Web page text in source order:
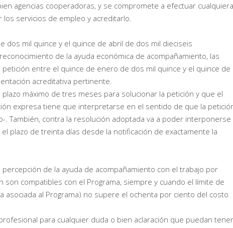
agencias cooperadoras, y se compromete a efectuar cualquiera
servicios de empleo y acreditarlo.
mil quince y el quince de abril de dos mil dieciseis
de la ayuda económica de acompañamiento, las
entre el quince de enero de dos mil quince y el quince de
acreditativa pertinente.
máximo de tres meses para solucionar la petición y que el
expresa tiene que interpretarse en el sentido de que la
. También, contra la resolución adoptada va a poder interponerse
plazo de treinta días desde la notificación de exactamente la
de la ayuda de acompañamiento con el trabajo por
son compatibles con el Programa, siempre y cuando el límite de
asociada al Programa) no supere el ochenta por ciento del costo
para cualquier duda o bien aclaración que puedan